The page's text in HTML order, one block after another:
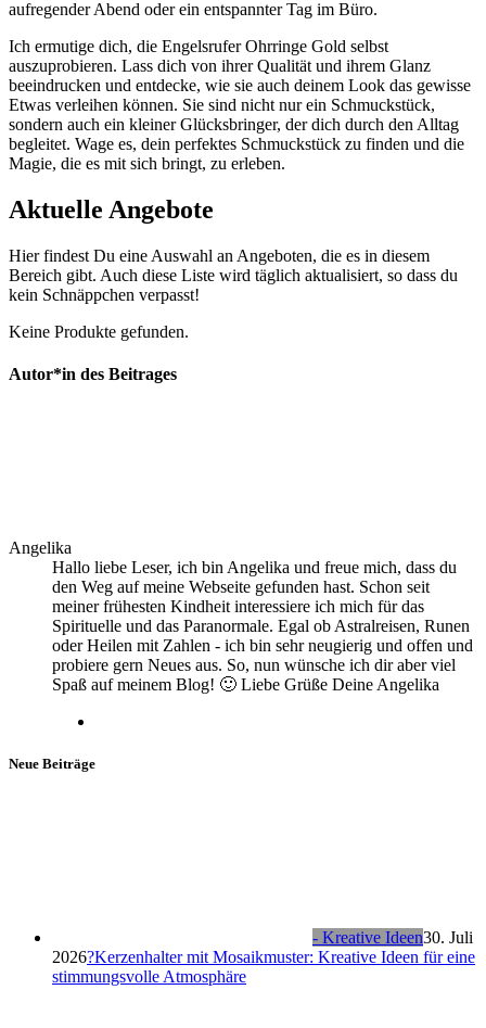
aufregender Abend oder ‌ein entspannter Tag im Büro.
Ich ermutige dich, ​die Engelsrufer Ohrringe⁢ Gold selbst
‍auszuprobieren. Lass dich von ihrer ‌Qualität und ihrem Glanz
beeindrucken und​ entdecke, wie sie⁢ auch deinem Look ‍das gewisse
Etwas verleihen können. Sie sind nicht nur ein Schmuckstück,
sondern ‌auch ‌ein kleiner Glücksbringer, der⁤ dich durch den Alltag
begleitet. Wage es, dein ⁢perfektes⁤ Schmuckstück zu finden und die
Magie, ​die es mit sich bringt, zu erleben.
Aktuelle Angebote
Hier findest Du eine Auswahl an Angeboten, die es in diesem
Bereich gibt. Auch diese Liste wird täglich aktualisiert, so dass du
kein Schnäppchen verpasst!
Keine Produkte gefunden.
Autor*in des Beitrages
Angelika
Hallo liebe Leser, ich bin Angelika und freue mich, dass du
den Weg auf meine Webseite gefunden hast. Schon seit
meiner frühesten Kindheit interessiere ich mich für das
Spirituelle und das Paranormale. Egal ob Astralreisen, Runen
oder Heilen mit Zahlen - ich bin sehr neugierig und offen und
probiere gern Neues aus. So, nun wünsche ich dir aber viel
Spaß auf meinem Blog! 🙂 Liebe Grüße Deine Angelika
Neue Beiträge
- Kreative Ideen30. Juli
2026?Kerzenhalter mit Mosaikmuster: Kreative Ideen für eine
stimmungsvolle Atmosphäre